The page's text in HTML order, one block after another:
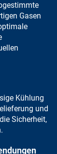
Gasen
Kühlung
und
Sicherheit,